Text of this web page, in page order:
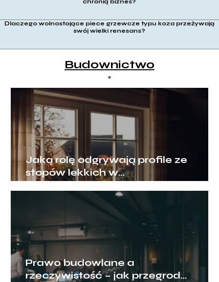
chronią biznes?
Dlaczego wolnostojące piece grzewcze typu koza przeżywają
swój wielki renesans?
Budownictwo
Jaką rolę odgrywają profile ze
stopów lekkich w
nowoczesnym budownictwie?
Prawo budowlane a
rzeczywistość – jak przegrody